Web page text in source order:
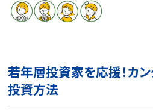
若年層投資家を応援！カ
投資方法